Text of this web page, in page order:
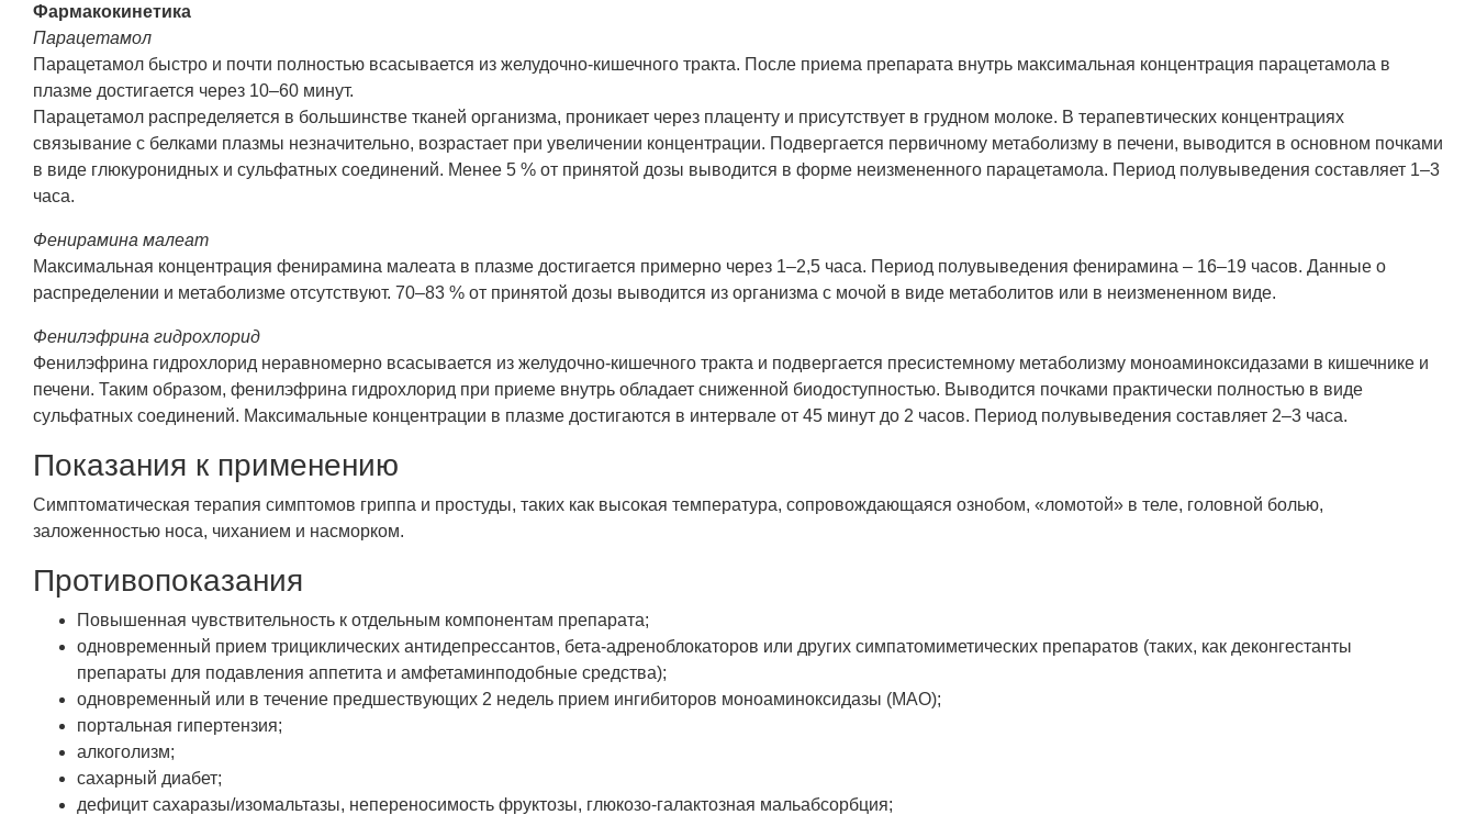
Фармакокинетика
Парацетамол
Парацетамол быстро и почти полностью всасывается из желудочно-кишечного тракта. После приема препарата внутрь максимальная концентрация парацетамола в
плазме достигается через 10–60 минут.
Парацетамол распределяется в большинстве тканей организма, проникает через плаценту и присутствует в грудном молоке. В терапевтических концентрациях
связывание с белками плазмы незначительно, возрастает при увеличении концентрации. Подвергается первичному метаболизму в печени, выводится в основном почками
в виде глюкуронидных и сульфатных соединений. Менее 5 % от принятой дозы выводится в форме неизмененного парацетамола. Период полувыведения составляет 1–3
часа.
Фенирамина малеат
Максимальная концентрация фенирамина малеата в плазме достигается примерно через 1–2,5 часа. Период полувыведения фенирамина – 16–19 часов. Данные о
распределении и метаболизме отсутствуют. 70–83 % от принятой дозы выводится из организма с мочой в виде метаболитов или в неизмененном виде.
Фенилэфрина гидрохлорид
Фенилэфрина гидрохлорид неравномерно всасывается из желудочно-кишечного тракта и подвергается пресистемному метаболизму моноаминоксидазами в кишечнике и
печени. Таким образом, фенилэфрина гидрохлорид при приеме внутрь обладает сниженной биодоступностью. Выводится почками практически полностью в виде
сульфатных соединений. Максимальные концентрации в плазме достигаются в интервале от 45 минут до 2 часов. Период полувыведения составляет 2–3 часа.
Показания к применению
Симптоматическая терапия симптомов гриппа и простуды, таких как высокая температура, сопровождающаяся ознобом, «ломотой» в теле, головной болью,
заложенностью носа, чиханием и насморком.
Противопоказания
Повышенная чувствительность к отдельным компонентам препарата;
одновременный прием трициклических антидепрессантов, бета-адреноблокаторов или других симпатомиметических препаратов (таких, как деконгестанты
препараты для подавления аппетита и амфетаминподобные средства);
одновременный или в течение предшествующих 2 недель прием ингибиторов моноаминоксидазы (МАО);
портальная гипертензия;
алкоголизм;
сахарный диабет;
дефицит сахаразы/изомальтазы, непереносимость фруктозы, глюкозо-галактозная мальабсорбция;